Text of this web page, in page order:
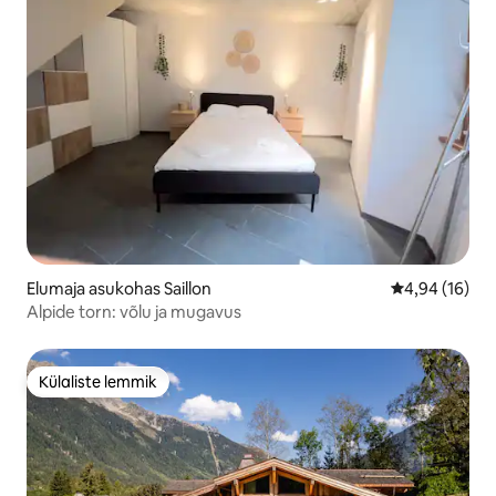
Elumaja asukohas Saillon Keskmine
4,94 (16)
Alpide torn: võlu ja mugavus
Külaliste lemmik
Külaliste lemmik